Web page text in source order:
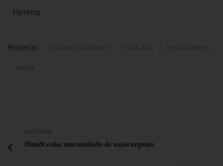
Helena
Etiquetas: Cerveza Sin Gluten Día A Día Restaurantes
Viajes
ANTERIOR
Bundt cake marmolado de mascarpone